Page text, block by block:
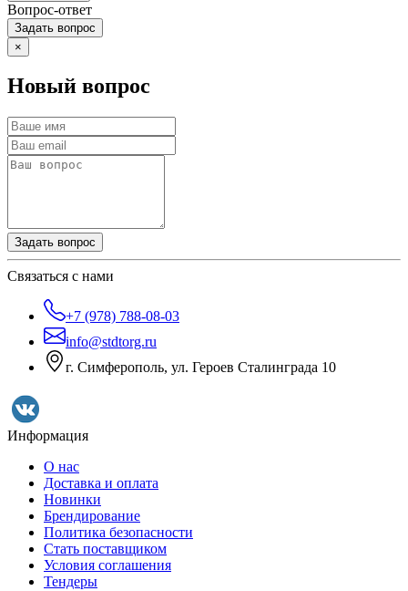
Вопрос-ответ
Задать вопрос
×
Новый вопрос
Задать вопрос
Связаться с нами
+7 (978) 788-08-03
info@stdtorg.ru
г. Симферополь, ул. Героев Сталинграда 10
Информация
О нас
Доставка и оплата
Новинки
Брендирование
Политика безопасности
Стать поставщиком
Условия соглашения
Тендеры